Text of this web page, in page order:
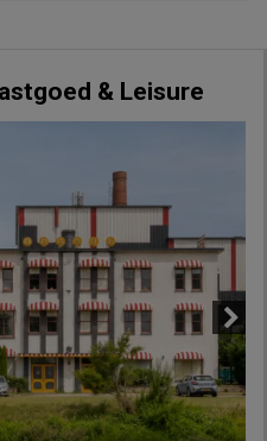
& Leisure
Next